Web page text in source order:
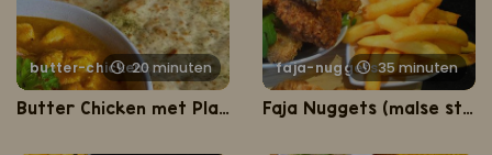
butter-chicken-naan
20 minuten
Butter Chicken met Platbrood Trafasie
faja-nuggets35 minuten
Faja Nuggets (malse stukjes kip in krokant jasje)